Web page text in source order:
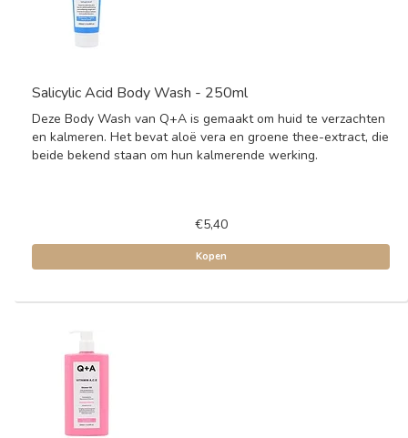
Salicylic Acid Body Wash - 250ml
Deze Body Wash van Q+A is gemaakt om huid te verzachten
en kalmeren. Het bevat aloë vera en groene thee-extract, die
beide bekend staan om hun kalmerende werking.
€5,40
Kopen